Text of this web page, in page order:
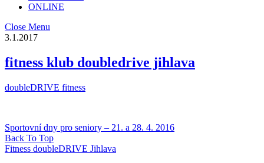
ONLINE
Close Menu
3.1.2017
fitness klub doubledrive jihlava
doubleDRIVE fitness
Sportovní dny pro seniory – 21. a 28. 4. 2016
Back To Top
Fitness doubleDRIVE Jihlava